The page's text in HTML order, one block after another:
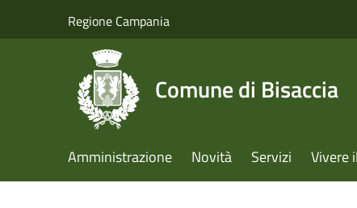
Regione Campania
Comune di Bisaccia
Amministrazione Novità Servizi Vivere